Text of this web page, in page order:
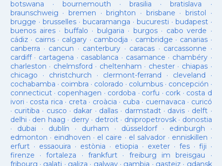
botswana · bournemouth ·brasilia ·bratislava ·
braunschweig · bremen ·brighton · brisbane · bristol ·
brugge · brusselles· bucaramanga · bucuresti · budapest·
buenos aires· buffalo · bulgaria · burgos· cabo verde ·
cádiz · cairns· calgary · cambodja · cambridge · canarias·
canberra · cancun · canterbury · caracas · carcassonne ·
cardiff· cartagena · casablanca · casamance · chambéry·
charleston · chelmsford · cheltenham · chester· chiapas ·
chicago · christchurch · clermont-ferrand · cleveland ·
cochabamba · coimbra · colorado · columbus· concepción ·
connecticut· copenhagen · cordoba · corfu · cork · costa d
ivori · costa rica · creta · croàcia · cuba · cuernavaca · curicó
· curitiba · cusco · dakar · dallas · darmstadt· davis · delft ·
delhi · den haag · derry· detroit· dnipropetrovsk· donostia
· dubai · dublín · durham · düsseldorf· edinburgh ·
edmonton · eindhoven · el caire · el salvador · enniskillen ·
erfurt· essaouira · estònia · etiopia · exeter· fes· fiji ·
firenze ·fortaleza · frankfurt· freiburg im breisgau ·
fribourg · galati · galiza · galway· gambia · gasteiz · gdansk